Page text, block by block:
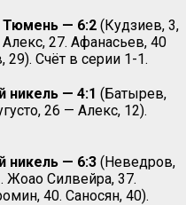
Тюмень — 6:2 (Кудзиев, 3,
27. Афанасьев, 40
Счёт в серии 1-1.
никель — 4:1 (Батырев,
26 — Алекс, 12).
никель — 6:3 (Неведров,
Жоао Силвейра, 37.
40. Саносян, 40).